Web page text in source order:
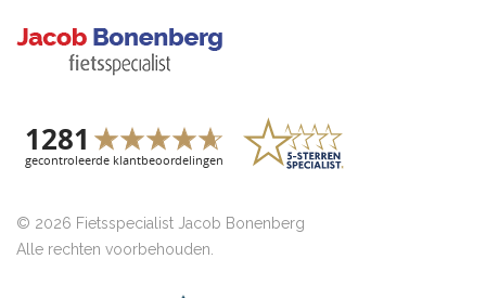
© 2026 Fietsspecialist Jacob Bonenberg
Alle rechten voorbehouden.